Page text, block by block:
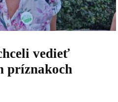
vedieť
príznakoch